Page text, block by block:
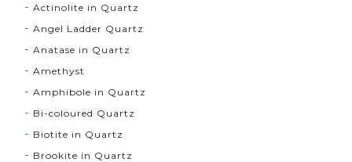
Actinolite in Quartz
Angel Ladder Quartz
Anatase in Quartz
Amethyst
Amphibole in Quartz
Bi-coloured Quartz
Biotite in Quartz
Brookite in Quartz